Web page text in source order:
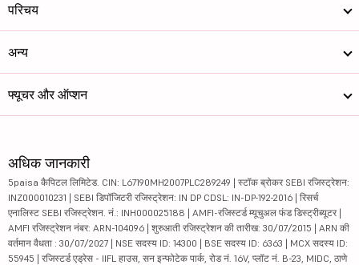
परिचय
अन्य
फ्यूचर और ऑप्शन
अधिक जानकारी
5paisa कैपिटल लिमिटेड. CIN: L67190MH2007PLC289249 | स्टॉक ब्रोकर SEBI रजिस्ट्रेशन:
INZ000010231 | SEBI डिपॉजिटरी रजिस्ट्रेशन: IN DP CDSL: IN-DP-192-2016 | रिसर्च
एनालिस्ट SEBI रजिस्ट्रेशन. नं.: INH000025188 | AMFI-रजिस्टर्ड म्यूचुअल फंड डिस्ट्रीब्यूटर |
AMFI रजिस्ट्रेशन नंबर: ARN-104096 | शुरुआती रजिस्ट्रेशन की तारीख: 30/07/2015 | ARN की
वर्तमान वैधता : 30/07/2027 | NSE सदस्य ID: 14300 | BSE सदस्य ID: 6363 | MCX सदस्य ID:
55945 | रजिस्टर्ड एड्रेस - IIFL हाउस, सन इन्फोटेक पार्क, रोड नं. 16V, प्लॉट नं. B-23, MIDC, ठाणे